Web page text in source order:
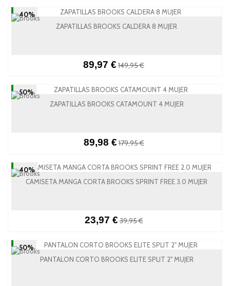
-40%
ZAPATILLAS BROOKS CALDERA 8 MUJER
89,97 € 149,95 €
-50%
ZAPATILLAS BROOKS CATAMOUNT 4 MUJER
89,98 €179,95 €
-40%
CAMISETA MANGA CORTA BROOKS SPRINT FREE 3.0 MUJER
23,97 €39,95 €
-50%
PANTALON CORTO BROOKS ELITE SPLIT 2" MUJER